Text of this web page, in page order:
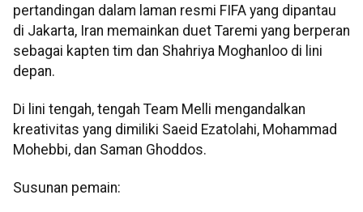
pertandingan dalam laman resmi FIFA yang dipantau
di Jakarta, Iran memainkan duet Taremi yang berperan
sebagai kapten tim dan Shahriya Moghanloo di lini
depan.
Di lini tengah, tengah Team Melli mengandalkan
kreativitas yang dimiliki Saeid Ezatolahi, Mohammad
Mohebbi, dan Saman Ghoddos.
Susunan pemain: